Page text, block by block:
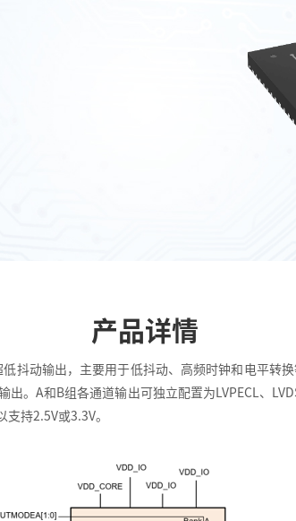
产品详情
抖动输出，主要用于低抖动、高频时钟和电平转
。A和B组各通道输出可独立配置为LVPECL、
持2.5V或3.3V。